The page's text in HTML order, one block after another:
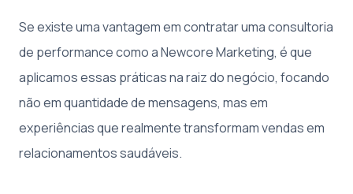
Se existe uma vantagem em contratar uma consultoria
de performance como a Newcore Marketing, é que
aplicamos essas práticas na raiz do negócio, focando
não em quantidade de mensagens, mas em
experiências que realmente transformam vendas em
relacionamentos saudáveis.